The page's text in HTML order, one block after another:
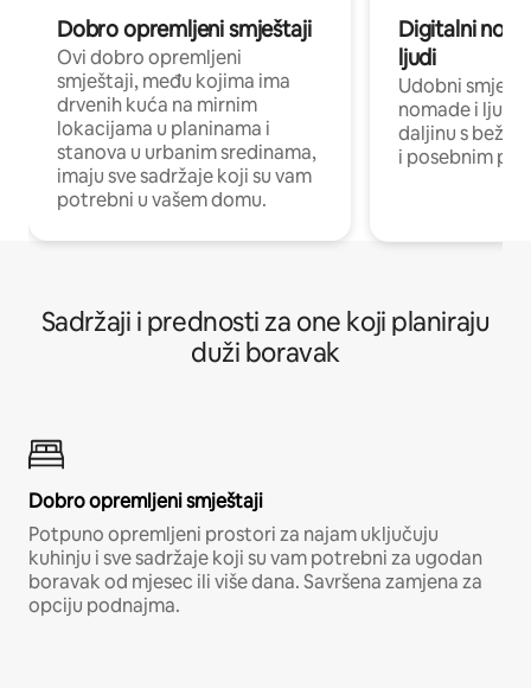
Dobro opremljeni smještaji
Ovi dobro opremljeni
smještaji, među kojima ima
drvenih kuća na mirnim
lokacijama u planinama i
stanova u urbanim sredinama,
imaju sve sadržaje koji su vam
potrebni u vašem domu.
Digitalni
ljudi
Udobni
nomade i ljude
daljinu s
i posebnim
Sadržaji i prednosti za one koji planiraju
duži boravak
Dobro opremljeni smještaji
Potpuno opremljeni prostori za najam uključuju
kuhinju i sve sadržaje koji su vam potrebni za ugodan
boravak od mjesec ili više dana. Savršena zamjena za
opciju podnajma.